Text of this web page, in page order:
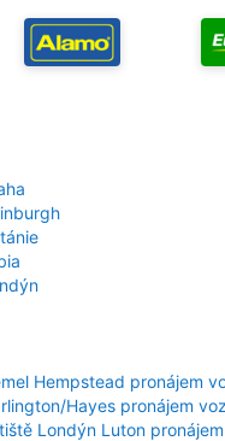
Hempstead pronájem
Hayes pronájem
Londýn Luton